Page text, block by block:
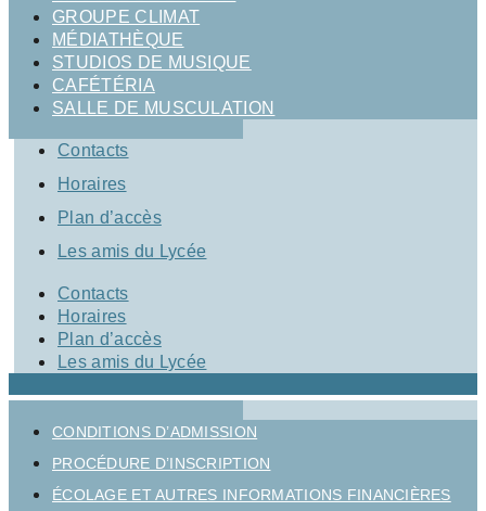
GROUPE CLIMAT
MÉDIATHÈQUE
STUDIOS DE MUSIQUE
CAFÉTÉRIA
SALLE DE MUSCULATION
Contacts
Horaires
Plan d’accès
Les amis du Lycée
Contacts
Horaires
Plan d’accès
Les amis du Lycée
CONDITIONS D’ADMISSION
PROCÉDURE D’INSCRIPTION
ÉCOLAGE ET AUTRES INFORMATIONS FINANCIÈRES